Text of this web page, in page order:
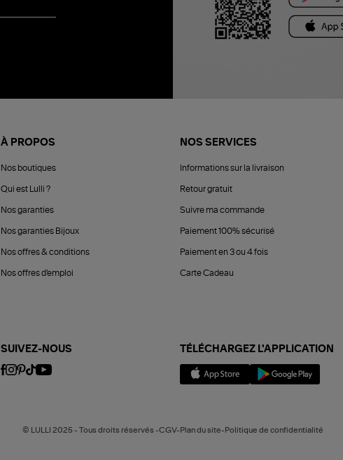
À PROPOS
Nos boutiques
Qui est Lulli ?
Nos garanties
Nos garanties Bijoux
Nos offres & conditions
Nos offres d'emploi
NOS SERVICES
Informations sur la livraison
Retour gratuit
Suivre ma commande
Paiement 100% sécurisé
Paiement en 3 ou 4 fois
Carte Cadeau
SUIVEZ-NOUS TÉLÉCHARGEZ L'APPLICATION
© LULLI 2025 - Tous droits réservés -CGV-Plan du site-Politique de confidentialité